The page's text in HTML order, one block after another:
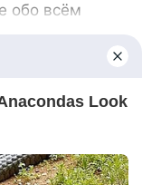
обо всём
какое-то
громко